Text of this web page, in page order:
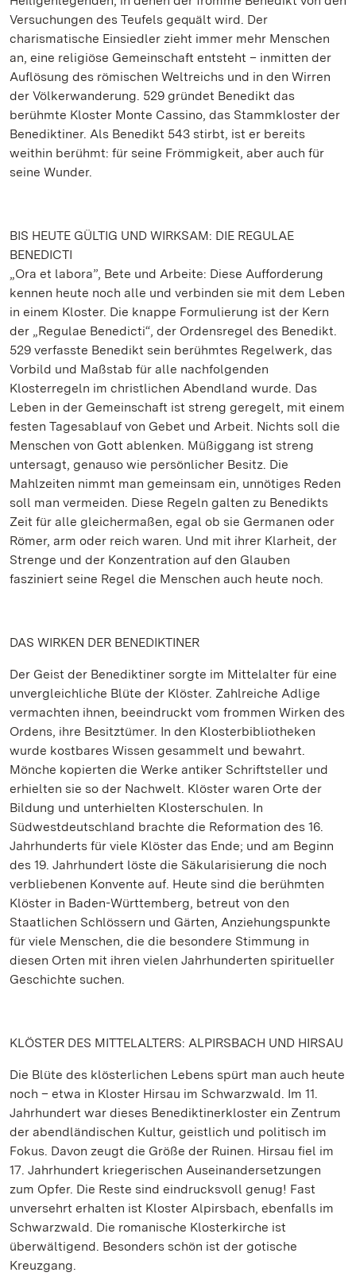
Versuchungen des Teufels gequält wird. Der
charismatische Einsiedler zieht immer mehr Menschen
an, eine religiöse Gemeinschaft entsteht – inmitten der
Auflösung des römischen Weltreichs und in den Wirren
der Völkerwanderung. 529 gründet Benedikt das
berühmte Kloster Monte Cassino, das Stammkloster der
Benediktiner. Als Benedikt 543 stirbt, ist er bereits
weithin berühmt: für seine Frömmigkeit, aber auch für
seine Wunder.
BIS HEUTE GÜLTIG UND WIRKSAM: DIE REGULAE
BENEDICTI
„Ora et labora”, Bete und Arbeite: Diese Aufforderung
kennen heute noch alle und verbinden sie mit dem Leben
in einem Kloster. Die knappe Formulierung ist der Kern
der „Regulae Benedicti“, der Ordensregel des Benedikt.
529 verfasste Benedikt sein berühmtes Regelwerk, das
Vorbild und Maßstab für alle nachfolgenden
Klosterregeln im christlichen Abendland wurde. Das
Leben in der Gemeinschaft ist streng geregelt, mit einem
festen Tagesablauf von Gebet und Arbeit. Nichts soll die
Menschen von Gott ablenken. Müßiggang ist streng
untersagt, genauso wie persönlicher Besitz. Die
Mahlzeiten nimmt man gemeinsam ein, unnötiges Reden
soll man vermeiden. Diese Regeln galten zu Benedikts
Zeit für alle gleichermaßen, egal ob sie Germanen oder
Römer, arm oder reich waren. Und mit ihrer Klarheit, der
Strenge und der Konzentration auf den Glauben
fasziniert seine Regel die Menschen auch heute noch.
DAS WIRKEN DER BENEDIKTINER
Der Geist der Benediktiner sorgte im Mittelalter für eine
unvergleichliche Blüte der Klöster. Zahlreiche Adlige
vermachten ihnen, beeindruckt vom frommen Wirken des
Ordens, ihre Besitztümer. In den Klosterbibliotheken
wurde kostbares Wissen gesammelt und bewahrt.
Mönche kopierten die Werke antiker Schriftsteller und
erhielten sie so der Nachwelt. Klöster waren Orte der
Bildung und unterhielten Klosterschulen. In
Südwestdeutschland brachte die Reformation des 16.
Jahrhunderts für viele Klöster das Ende; und am Beginn
des 19. Jahrhundert löste die Säkularisierung die noch
verbliebenen Konvente auf. Heute sind die berühmten
Klöster in Baden-Württemberg, betreut von den
Staatlichen Schlössern und Gärten, Anziehungspunkte
für viele Menschen, die die besondere Stimmung in
diesen Orten mit ihren vielen Jahrhunderten spiritueller
Geschichte suchen.
KLÖSTER DES MITTELALTERS: ALPIRSBACH UND HIRSAU
Die Blüte des klösterlichen Lebens spürt man auch heute
noch – etwa in Kloster Hirsau im Schwarzwald. Im 11.
Jahrhundert war dieses Benediktinerkloster ein Zentrum
der abendländischen Kultur, geistlich und politisch im
Fokus. Davon zeugt die Größe der Ruinen. Hirsau fiel im
17. Jahrhundert kriegerischen Auseinandersetzungen
zum Opfer. Die Reste sind eindrucksvoll genug! Fast
unversehrt erhalten ist Kloster Alpirsbach, ebenfalls im
Schwarzwald. Die romanische Klosterkirche ist
überwältigend. Besonders schön ist der gotische
Kreuzgang.